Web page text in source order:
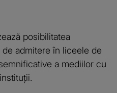
posibilitatea
admitere în liceele de
a mediilor cu